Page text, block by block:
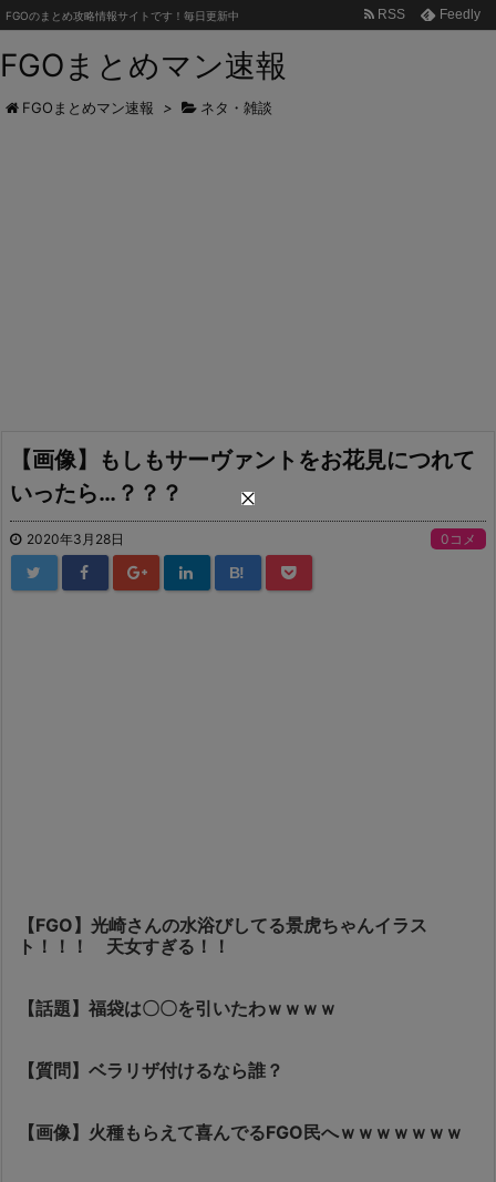
FGOまとめマン速報
FGOのまとめ攻略情報サイトです！毎日更新中 RSS Feedly
FGOまとめマン速報 > ネタ・雑談
【画像】もしもサーヴァントをお花見につれて
いったら…？？？
2020年3月28日 0コメ
B!
【FGO】光崎さんの水浴びしてる景虎ちゃんイラス
ト！！！ 天女すぎる！！
【話題】福袋は〇〇を引いたわｗｗｗｗ
【質問】ベラリザ付けるなら誰？
【画像】火種もらえて喜んでるFGO民へｗｗｗｗｗｗｗ